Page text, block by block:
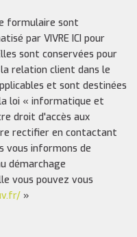
formulaire sont
par VIVRE ICI pour
sont conservées pour
relation client dans le
et sont destinées
loi « informatique et
droit d'accès aux
rectifier en contactant
vous informons de
démarchage
vous pouvez vous
»